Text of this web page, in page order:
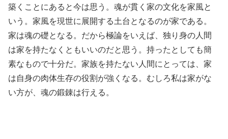
築くことにあると今は思う。魂が貫く家の文化を家風と
いう。家風を現世に展開する土台となるのが家である。
家は魂の礎となる。だから極論をいえば、独り身の人間
は家を持たなくともいいのだと思う。持ったとしても簡
素なもので十分だ。家族を持たない人間にとっては、家
は自身の肉体生存の役割が強くなる。むしろ私は家がな
い方が、魂の鍛錬は行える。